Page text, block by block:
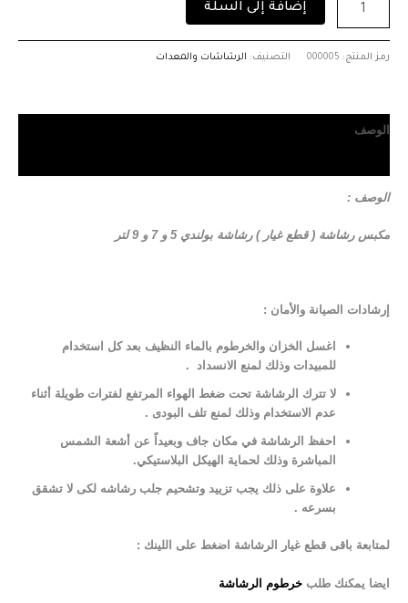
إضافة إلى السلة
رمز المنتج: 000005 التصنيف: الرشاشات والمعدات
الوصف
الوصف :
مكبس رشاشة ( قطع غيار ) رشاشة بولندي 5 و 7 و 9 لتر
إرشادات الصيانة والأمان :
اغسل الخزان والخرطوم بالماء النظيف بعد كل استخدام
للمبيدات وذلك لمنع الانسداد .
لا تترك الرشاشة تحت ضغط الهواء المرتفع لفترات طويلة أثناء
عدم الاستخدام وذلك لمنع تلف البودى .
احفظ الرشاشة في مكان جاف وبعيداً عن أشعة الشمس
المباشرة وذلك لحماية الهيكل البلاستيكي.
علاوة على ذلك يجب تزييد وتشحيم جلب رشاشه لكى لا تشقق
بسرعه .
لمتابعة باقى قطع غيار الرشاشة اضغط على اللينك :
ايضا يمكنك طلب خرطوم الرشاشة